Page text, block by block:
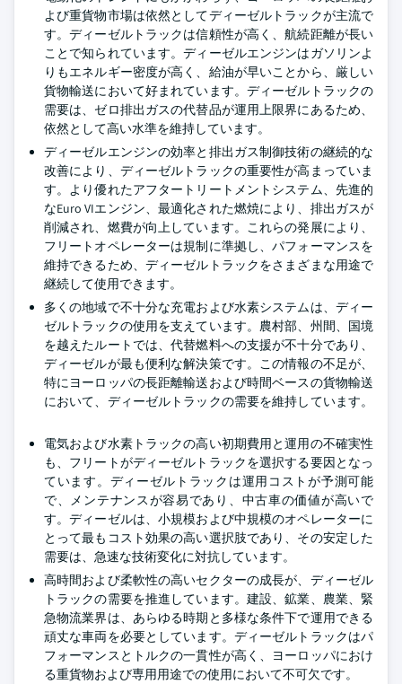
よび重貨物市場は依然としてディーゼルトラックが主流で
す。ディーゼルトラックは信頼性が高く、航続距離が長い
ことで知られています。ディーゼルエンジンはガソリンよ
りもエネルギー密度が高く、給油が早いことから、厳しい
貨物輸送において好まれています。ディーゼルトラックの
需要は、ゼロ排出ガスの代替品が運用上限界にあるため、
依然として高い水準を維持しています。
ディーゼルエンジンの効率と排出ガス制御技術の継続的な
改善により、ディーゼルトラックの重要性が高まっていま
す。より優れたアフタートリートメントシステム、先進的
なEuro VIエンジン、最適化された燃焼により、排出ガスが
削減され、燃費が向上しています。これらの発展により、
フリートオペレーターは規制に準拠し、パフォーマンスを
維持できるため、ディーゼルトラックをさまざまな用途で
継続して使用できます。
多くの地域で不十分な充電および水素システムは、ディー
ゼルトラックの使用を支えています。農村部、州間、国境
を越えたルートでは、代替燃料への支援が不十分であり、
ディーゼルが最も便利な解決策です。この情報の不足が、
特にヨーロッパの長距離輸送および時間ベースの貨物輸送
において、ディーゼルトラックの需要を維持しています。
電気および水素トラックの高い初期費用と運用の不確実性
も、フリートがディーゼルトラックを選択する要因となっ
ています。ディーゼルトラックは運用コストが予測可能
で、メンテナンスが容易であり、中古車の価値が高いで
す。ディーゼルは、小規模および中規模のオペレーターに
とって最もコスト効果の高い選択肢であり、その安定した
需要は、急速な技術変化に対抗しています。
高時間および柔軟性の高いセクターの成長が、ディーゼル
トラックの需要を推進しています。建設、鉱業、農業、緊
急物流業界は、あらゆる時期と多様な条件下で運用できる
頑丈な車両を必要としています。ディーゼルトラックはパ
フォーマンスとトルクの一貫性が高く、ヨーロッパにおけ
る重貨物および専用用途での使用において不可欠です。